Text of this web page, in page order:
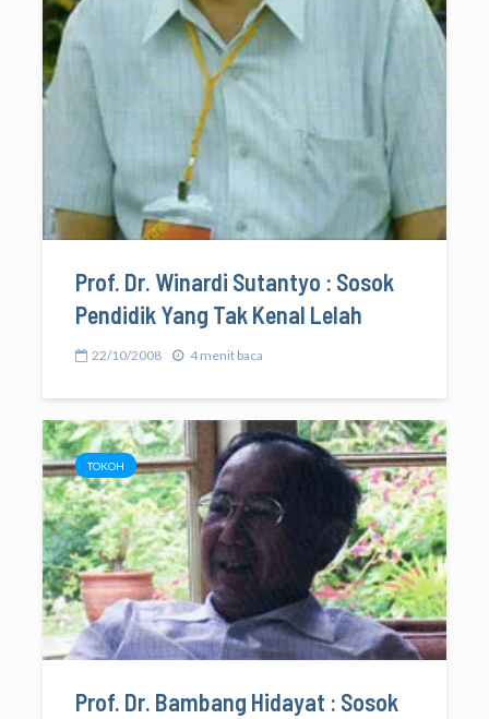
Prof. Dr. Winardi Sutantyo : Sosok
Pendidik Yang Tak Kenal Lelah
22/10/2008 4 menit baca
TOKOH
Prof. Dr. Bambang Hidayat : Sosok